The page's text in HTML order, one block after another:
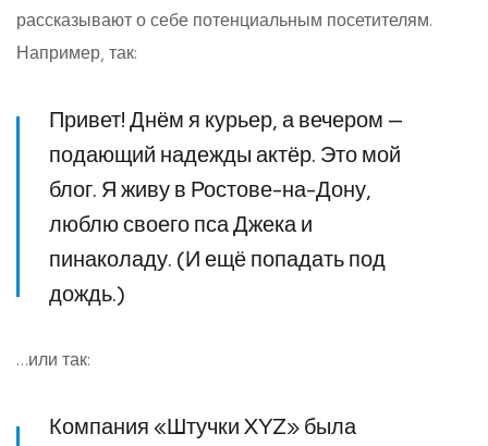
рассказывают о себе потенциальным посетителям.
Например, так:
Привет! Днём я курьер, а вечером —
подающий надежды актёр. Это мой
блог. Я живу в Ростове-на-Дону,
люблю своего пса Джека и
пинаколаду. (И ещё попадать под
дождь.)
…или так:
Компания «Штучки XYZ» была